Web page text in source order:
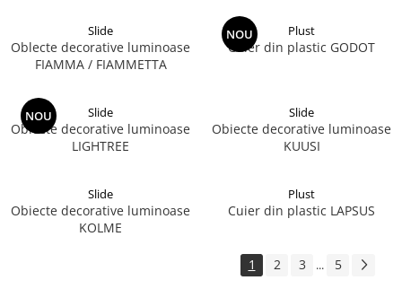
Slide
Oblecte decorative luminoase
FIAMMA / FIAMMETTA
NOU Plust
Cuier din plastic GODOT
NOU Slide
Oblecte decorative luminoase
LIGHTREE
Slide
Obiecte decorative luminoase
KUUSI
Slide
Obiecte decorative luminoase
KOLME
Plust
Cuier din plastic LAPSUS
1 2 3 ... 5